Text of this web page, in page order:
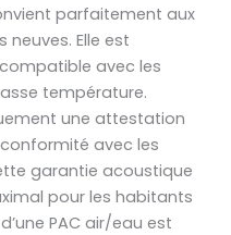
parfaitement aux
Elle est
avec les
température.
une attestation
avec les
garantie acoustique
pour les habitants
PAC air/eau est